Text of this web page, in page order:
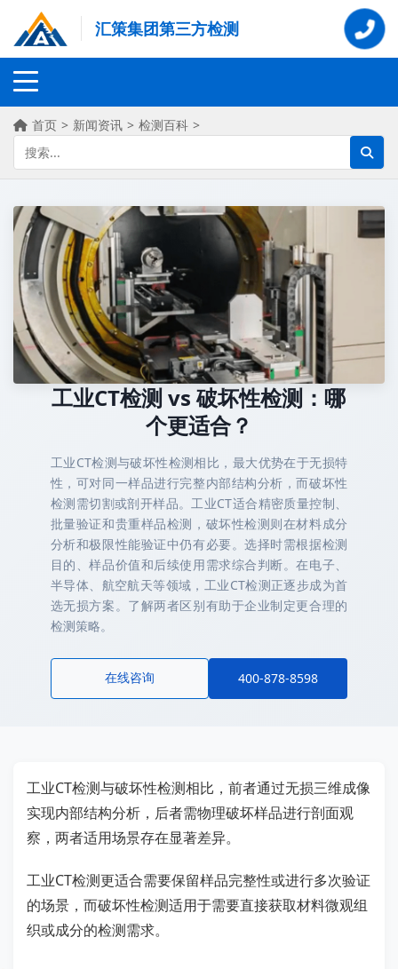
汇策集团第三方检测
首页 > 新闻资讯 > 检测百科 >
工业CT检测 vs 破坏性检测：哪
个更适合？
工业CT检测与破坏性检测相比，最大优势在于无损特
性，可对同一样品进行完整内部结构分析，而破坏性
检测需切割或剖开样品。工业CT适合精密质量控制、
批量验证和贵重样品检测，破坏性检测则在材料成分
分析和极限性能验证中仍有必要。选择时需根据检测
目的、样品价值和后续使用需求综合判断。在电子、
半导体、航空航天等领域，工业CT检测正逐步成为首
选无损方案。了解两者区别有助于企业制定更合理的
检测策略。
在线咨询 400-878-8598
工业CT检测与破坏性检测相比，前者通过无损三维成像
实现内部结构分析，后者需物理破坏样品进行剖面观
察，两者适用场景存在显著差异。
工业CT检测更适合需要保留样品完整性或进行多次验证
的场景，而破坏性检测适用于需要直接获取材料微观组
织或成分的检测需求。